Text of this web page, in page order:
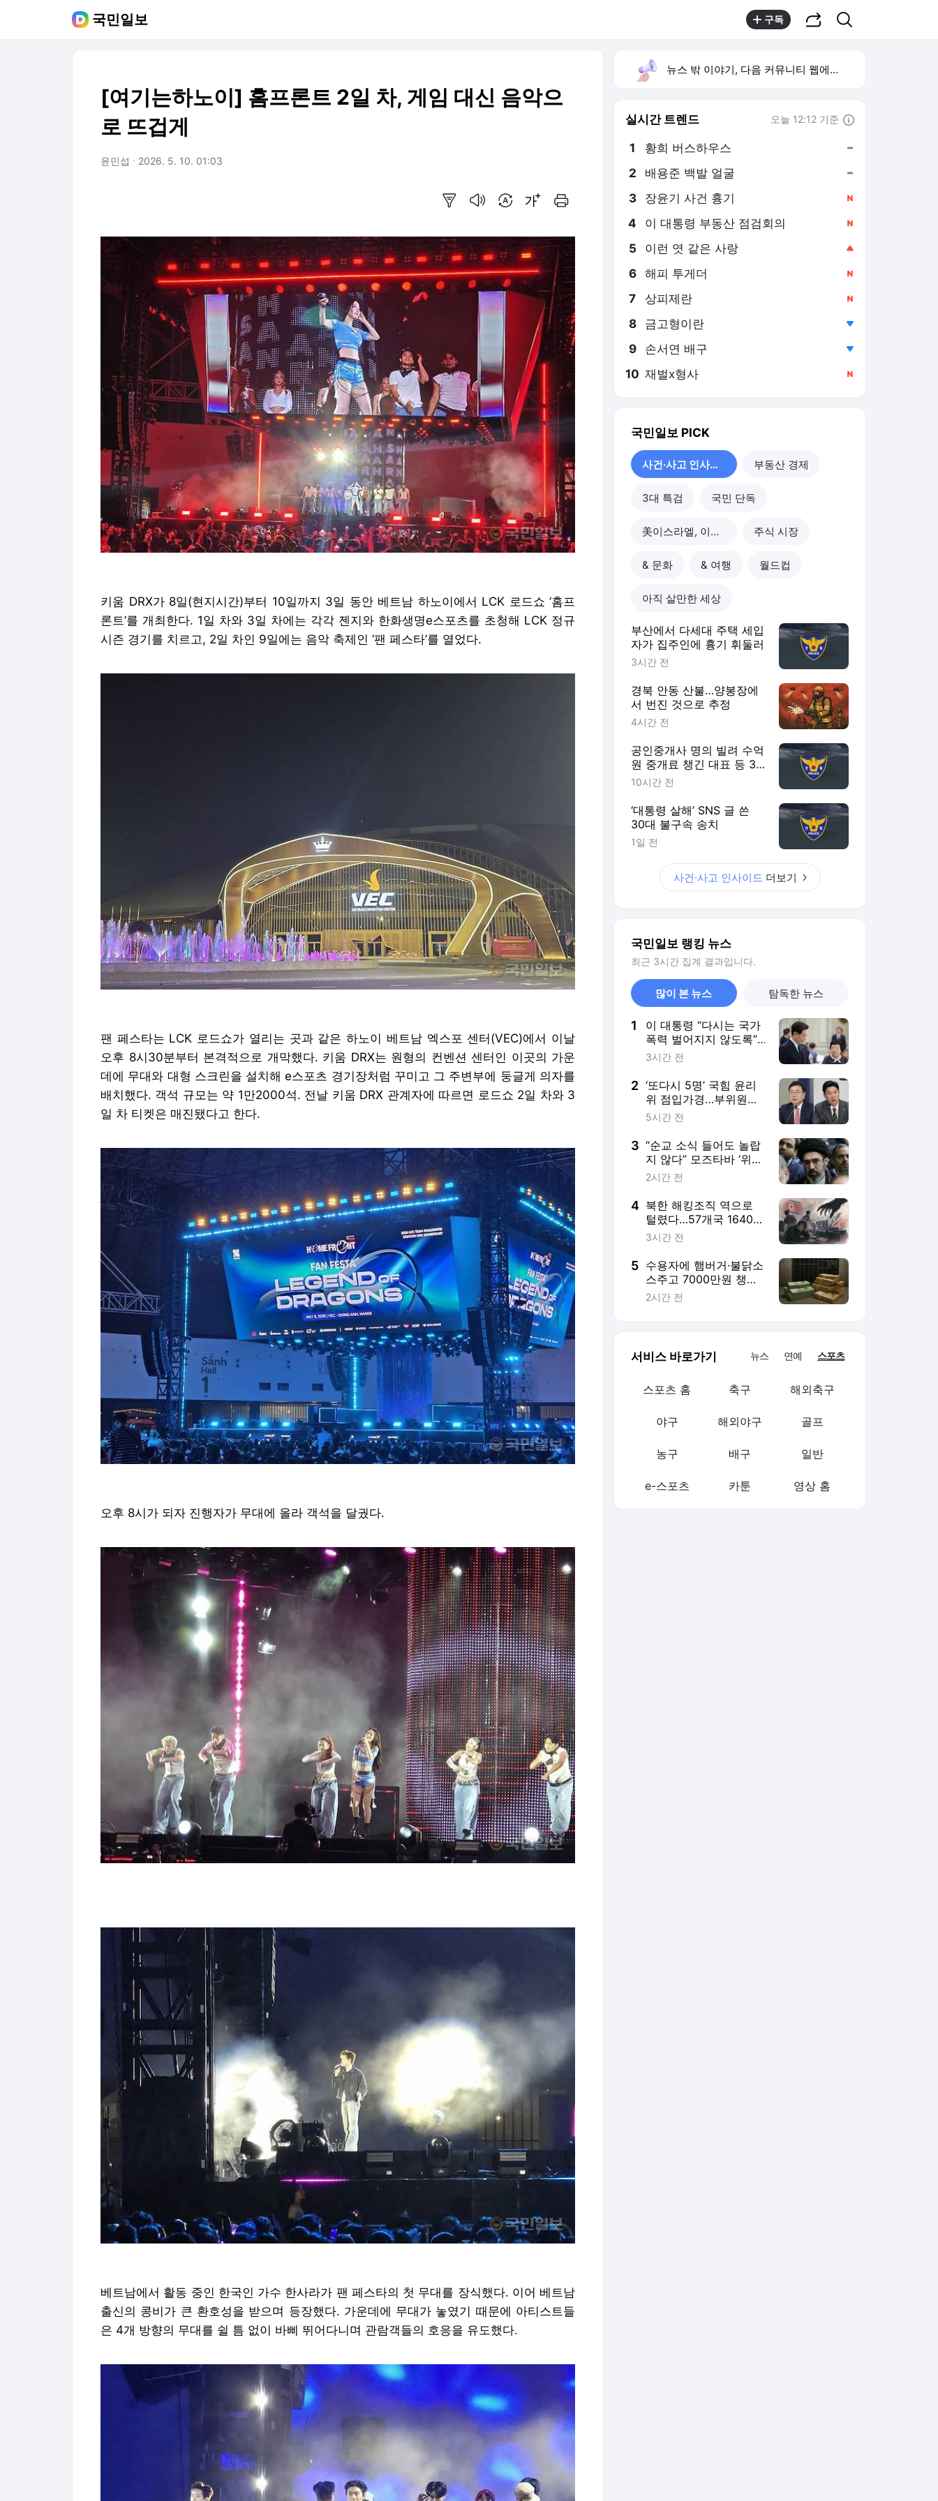
국민일보 구독
[여기는하노이] 홈프론트 2일 차, 게임 대신 음악으
로 뜨겁게
윤민섭 2026. 5. 10. 01:03
키움 DRX가 8일(현지시간)부터 10일까지 3일 동안 베트남 하노이에서 LCK 로드쇼 ‘홈프
론트’를 개최한다. 1일 차와 3일 차에는 각각 젠지와 한화생명e스포츠를 초청해 LCK 정규
시즌 경기를 치르고, 2일 차인 9일에는 음악 축제인 ‘팬 페스타’를 열었다.
팬 페스타는 LCK 로드쇼가 열리는 곳과 같은 하노이 베트남 엑스포 센터(VEC)에서 이날
오후 8시30분부터 본격적으로 개막했다. 키움 DRX는 원형의 컨벤션 센터인 이곳의 가운
데에 무대와 대형 스크린을 설치해 e스포츠 경기장처럼 꾸미고 그 주변부에 둥글게 의자를
배치했다. 객석 규모는 약 1만2000석. 전날 키움 DRX 관계자에 따르면 로드쇼 2일 차와 3
일 차 티켓은 매진됐다고 한다.
오후 8시가 되자 진행자가 무대에 올라 객석을 달궜다.
베트남에서 활동 중인 한국인 가수 한사라가 팬 페스타의 첫 무대를 장식했다. 이어 베트남
출신의 콩비가 큰 환호성을 받으며 등장했다. 가운데에 무대가 놓였기 때문에 아티스트들
은 4개 방향의 무대를 쉴 틈 없이 바삐 뛰어다니며 관람객들의 호응을 유도했다.
뉴스 밖 이야기, 다음 커뮤니티 웹에서 보기
실시간 트렌드 오늘 12:12 기준
1 황희 버스하우스
2 배용준 백발 얼굴
3 장윤기 사건 흉기
4 이 대통령 부동산 점검회의
5 이런 엿 같은 사랑
6 해피 투게더
7 상피제란
8 금고형이란
9 손서연 배구
10 재벌x형사
국민일보 PICK
사건·사고 인사이드 부동산 경제
3대 특검 국민 단독
美이스라엘, 이란 공습 주식 시장
& 문화 & 여행 월드컵
아직 살만한 세상
부산에서 다세대 주택 세입
자가 집주인에 흉기 휘둘러
3시간 전
경북 안동 산불…양봉장에
서 번진 것으로 추정
4시간 전
공인중개사 명의 빌려 수억
원 중개료 챙긴 대표 등 3
명 송치
10시간 전
‘대통령 살해’ SNS 글 쓴
30대 불구속 송치
1일 전
사건·사고 인사이드 더보기
국민일보 랭킹 뉴스
최근 3시간 집계 결과입니다.
많이 본 뉴스 탐독한 뉴스
1
이 대통령 “다시는 국가
폭력 벌어지지 않도록”…
피해자에 사상 첫 사과
3시간 전
2 ‘또다시 5명’ 국힘 윤리
위 점입가경…부위원장
사퇴·서범수 징계 개시
5시간 전
3 “순교 소식 들어도 놀랍
지 않다” 모즈타바 ‘위독
설’ 확산
2시간 전
4 북한 해킹조직 역으로
털렸다…57개국 1640개
기업 공격 사실 확인
3시간 전
5 수용자에 햄버거·불닭소
스주고 7000만원 챙긴
교도관 실형
2시간 전
서비스 바로가기 뉴스 연예 스포츠
스포츠 홈 축구 해외축구
야구 해외야구 골프
농구 배구 일반
e-스포츠 카툰 영상 홈